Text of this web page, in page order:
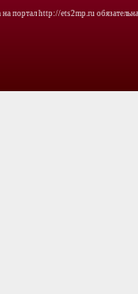
портал http://ets2mp.ru